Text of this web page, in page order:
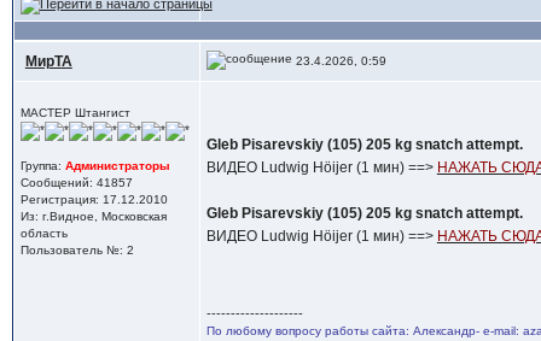
МирТА 23.4.2026, 0:59
МАСТЕР Штангист
Группа: Администраторы
Сообщений: 41857
Регистрация: 17.12.2010
Из: г.Видное, Московская
область
Пользователь №: 2
Gleb Pisarevskiy (105) 205 kg snatch attempt.
ВИДЕО Ludwig Höijer (1 мин) ==> НАЖАТЬ
Gleb Pisarevskiy (105) 205 kg snatch attempt.
ВИДЕО Ludwig Höijer (1 мин) ==> НАЖАТЬ
--------------------
По любому вопросу работы сайта: Александр- e-mail: